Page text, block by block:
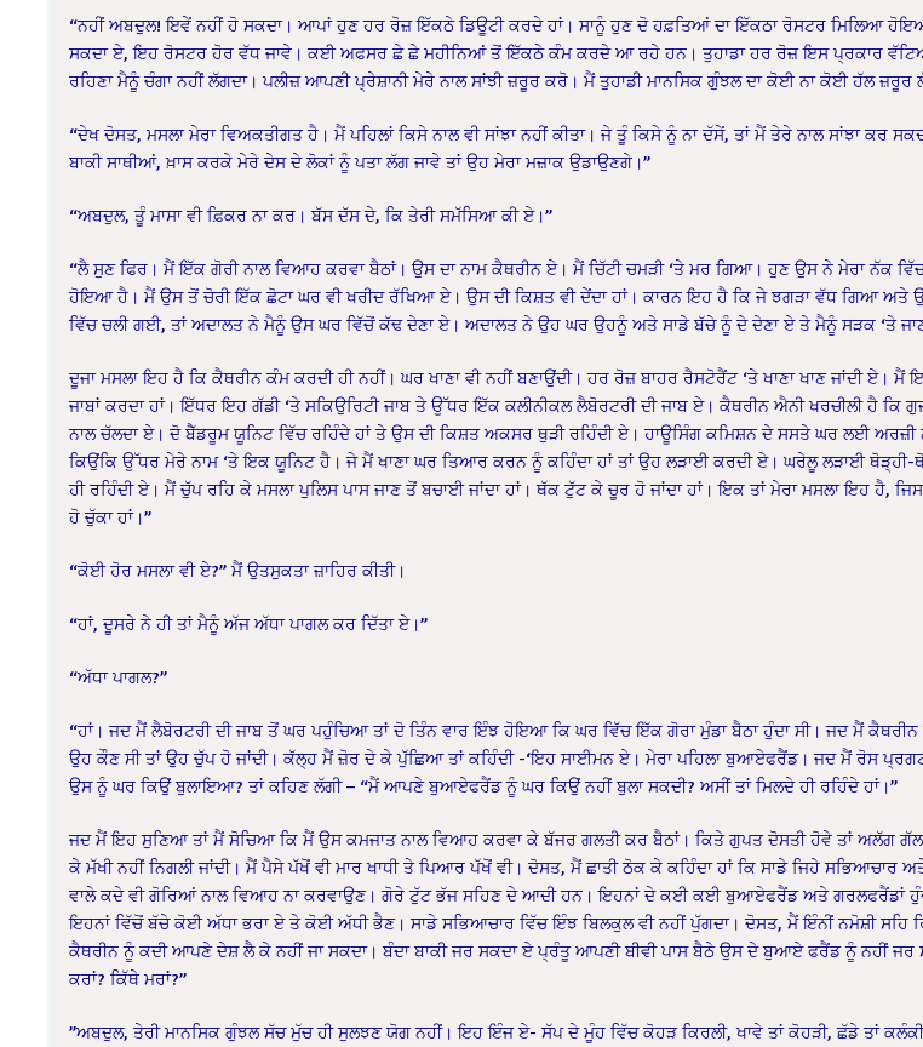
“ਨਹੀਂ ਅਬਦੁਲ! ਇਵੇਂ ਨਹੀਂ ਹੋ ਸਕਦਾ। ਆਪਾਂ ਹੁਣ ਹਰ ਰੋਜ਼ ਇੱਕਠੇ ਡਿਊਟੀ ਕਰਦੇ ਹਾਂ। ਸਾਨੂੰ ਹੁਣ ਦੋ ਹਫ਼ਤਿਆਂ ਦਾ ਇੱਕਠਾ ਰੋਸਟਰ ਮਿਲਿਆ
ਸਕਦਾ ਏ, ਇਹ ਰੋਸਟਰ ਹੋਰ ਵੱਧ ਜਾਵੇ। ਕਈ ਅਫਸਰ ਛੇ ਛੇ ਮਹੀਨਿਆਂ ਤੋਂ ਇੱਕਠੇ ਕੰਮ ਕਰਦੇ ਆ ਰਹੇ ਹਨ। ਤੁਹਾਡਾ ਹਰ ਰੋਜ਼ ਇਸ ਪ੍ਰਕਾਰ
ਰਹਿਣਾ ਮੈਨੂੰ ਚੰਗਾ ਨਹੀਂ ਲੱਗਦਾ। ਪਲੀਜ਼ ਆਪਣੀ ਪ੍ਰੇਸ਼ਾਨੀ ਮੇਰੇ ਨਾਲ ਸਾਂਝੀ ਜ਼ਰੂਰ ਕਰੋ। ਮੈਂ ਤੁਹਾਡੀ ਮਾਨਸਿਕ ਗੁੰਝਲ ਦਾ ਕੋਈ ਨਾ ਕੋਈ ਹੱਲ ਜ਼ਰੂਰ
“ਦੇਖ ਦੋਸਤ, ਮਸਲਾ ਮੇਰਾ ਵਿਅਕਤੀਗਤ ਹੈ। ਮੈਂ ਪਹਿਲਾਂ ਕਿਸੇ ਨਾਲ ਵੀ ਸਾਂਝਾ ਨਹੀਂ ਕੀਤਾ। ਜੇ ਤੂੰ ਕਿਸੇ ਨੂੰ ਨਾ ਦੱਸੇਂ, ਤਾਂ ਮੈਂ ਤੇਰੇ ਨਾਲ ਸਾਂਝਾ ਕਰ
ਬਾਕੀ ਸਾਥੀਆਂ, ਖ਼ਾਸ ਕਰਕੇ ਮੇਰੇ ਦੇਸ ਦੇ ਲੋਕਾਂ ਨੂੰ ਪਤਾ ਲੱਗ ਜਾਵੇ ਤਾਂ ਉਹ ਮੇਰਾ ਮਜ਼ਾਕ ਉਡਾਉਣਗੇ।”
“ਅਬਦੁਲ, ਤੂੰ ਮਾਸਾ ਵੀ ਫ਼ਿਕਰ ਨਾ ਕਰ। ਬੱਸ ਦੱਸ ਦੇ, ਕਿ ਤੇਰੀ ਸਮੱਸਿਆ ਕੀ ਏ।”
“ਲੈ ਸੁਣ ਫਿਰ। ਮੈਂ ਇੱਕ ਗੋਰੀ ਨਾਲ ਵਿਆਹ ਕਰਵਾ ਬੈਠਾਂ। ਉਸ ਦਾ ਨਾਮ ਕੈਥਰੀਨ ਏ। ਮੈਂ ਚਿੱਟੀ ਚਮੜੀ ‘ਤੇ ਮਰ ਗਿਆ। ਹੁਣ ਉਸ ਨੇ ਮੇਰਾ ਨੱਕ
ਹੋਇਆ ਹੈ। ਮੈਂ ਉਸ ਤੋਂ ਚੋਰੀ ਇੱਕ ਛੋਟਾ ਘਰ ਵੀ ਖਰੀਦ ਰੱਖਿਆ ਏ। ਉਸ ਦੀ ਕਿਸ਼ਤ ਵੀ ਦੇਂਦਾ ਹਾਂ। ਕਾਰਨ ਇਹ ਹੈ ਕਿ ਜੇ ਝਗੜਾ ਵੱਧ ਗਿਆ ਅਤੇ
ਵਿੱਚ ਚਲੀ ਗਈ, ਤਾਂ ਅਦਾਲਤ ਨੇ ਮੈਨੂੰ ਉਸ ਘਰ ਵਿੱਚੋਂ ਕੱਢ ਦੇਣਾ ਏ। ਅਦਾਲਤ ਨੇ ਉਹ ਘਰ ਉਹਨੂੰ ਅਤੇ ਸਾਡੇ ਬੱਚੇ ਨੂੰ ਦੇ ਦੇਣਾ ਏ ਤੇ ਮੈਨੂੰ ਸੜਕ ‘ਤੇ
ਦੂਜਾ ਮਸਲਾ ਇਹ ਹੈ ਕਿ ਕੈਥਰੀਨ ਕੰਮ ਕਰਦੀ ਹੀ ਨਹੀਂ। ਘਰ ਖਾਣਾ ਵੀ ਨਹੀਂ ਬਣਾਉਂਦੀ। ਹਰ ਰੋਜ਼ ਬਾਹਰ ਰੈਸਟੋਰੈਂਟ ‘ਤੇ ਖਾਣਾ ਖਾਣ ਜਾਂਦੀ ਏ। ਮੈਂ
ਜਾਬਾਂ ਕਰਦਾ ਹਾਂ। ਇੱਧਰ ਇਹ ਗੱਡੀ ‘ਤੇ ਸਕਿਉਰਿਟੀ ਜਾਬ ਤੇ ਉੱਧਰ ਇੱਕ ਕਲੀਨੀਕਲ ਲੈਬੋਰਟਰੀ ਦੀ ਜਾਬ ਏ। ਕੈਥਰੀਨ ਐਨੀ ਖਰਚੀਲੀ ਹੈ ਕਿ
ਨਾਲ ਚੱਲਦਾ ਏ। ਦੋ ਬੈੱਡਰੂਮ ਯੂਨਿਟ ਵਿੱਚ ਰਹਿੰਦੇ ਹਾਂ ਤੇ ਉਸ ਦੀ ਕਿਸ਼ਤ ਅਕਸਰ ਥੁੜੀ ਰਹਿੰਦੀ ਏ। ਹਾਊਸਿੰਗ ਕਮਿਸ਼ਨ ਦੇ ਸਸਤੇ ਘਰ ਲਈ ਅਰਜ਼ੀ
ਕਿਉਂਕਿ ਉੱਧਰ ਮੇਰੇ ਨਾਮ ‘ਤੇ ਇਕ ਯੂਨਿਟ ਹੈ। ਜੇ ਮੈਂ ਖਾਣਾ ਘਰ ਤਿਆਰ ਕਰਨ ਨੂੰ ਕਹਿੰਦਾ ਹਾਂ ਤਾਂ ਉਹ ਲੜਾਈ ਕਰਦੀ ਏ। ਘਰੇਲੂ ਲੜਾਈ ਥੋੜ੍ਹੀ-
ਹੀ ਰਹਿੰਦੀ ਏ। ਮੈਂ ਚੁੱਪ ਰਹਿ ਕੇ ਮਸਲਾ ਪੁਲਿਸ ਪਾਸ ਜਾਣ ਤੋਂ ਬਚਾਈ ਜਾਂਦਾ ਹਾਂ। ਥੱਕ ਟੁੱਟ ਕੇ ਚੂਰ ਹੋ ਜਾਂਦਾ ਹਾਂ। ਇਕ ਤਾਂ ਮੇਰਾ ਮਸਲਾ ਇਹ ਹੈ,
ਹੋ ਚੁੱਕਾ ਹਾਂ।”
“ਕੋਈ ਹੋਰ ਮਸਲਾ ਵੀ ਏ?” ਮੈਂ ਉਤਸੁਕਤਾ ਜ਼ਾਹਿਰ ਕੀਤੀ।
“ਹਾਂ, ਦੂਸਰੇ ਨੇ ਹੀ ਤਾਂ ਮੈਨੂੰ ਅੱਜ ਅੱਧਾ ਪਾਗਲ ਕਰ ਦਿੱਤਾ ਏ।”
“ਅੱਧਾ ਪਾਗਲ?”
“ਹਾਂ। ਜਦ ਮੈਂ ਲੈਬੋਰਟਰੀ ਦੀ ਜਾਬ ਤੋਂ ਘਰ ਪਹੁੰਚਿਆ ਤਾਂ ਦੋ ਤਿੰਨ ਵਾਰ ਇੰਝ ਹੋਇਆ ਕਿ ਘਰ ਵਿੱਚ ਇੱਕ ਗੋਰਾ ਮੁੰਡਾ ਬੈਠਾ ਹੁੰਦਾ ਸੀ। ਜਦ ਮੈਂ
ਉਹ ਕੌਣ ਸੀ ਤਾਂ ਉਹ ਚੁੱਪ ਹੋ ਜਾਂਦੀ। ਕੱਲ੍ਹ ਮੈਂ ਜ਼ੋਰ ਦੇ ਕੇ ਪੁੱਛਿਆ ਤਾਂ ਕਹਿੰਦੀ -‘ਇਹ ਸਾਈਮਨ ਏ। ਮੇਰਾ ਪਹਿਲਾ ਬੁਆਏਫਰੈਂਡ। ਜਦ ਮੈਂ ਰੋਸ ਪ੍ਰਗਟ
ਉਸ ਨੂੰ ਘਰ ਕਿਉਂ ਬੁਲਾਇਆ? ਤਾਂ ਕਹਿਣ ਲੱਗੀ – “ਮੈਂ ਆਪਣੇ ਬੁਆਏਫਰੈਂਡ ਨੂੰ ਘਰ ਕਿਉਂ ਨਹੀਂ ਬੁਲਾ ਸਕਦੀ? ਅਸੀਂ ਤਾਂ ਮਿਲਦੇ ਹੀ ਰਹਿੰਦੇ ਹਾਂ।”
ਜਦ ਮੈਂ ਇਹ ਸੁਣਿਆ ਤਾਂ ਮੈਂ ਸੋਚਿਆ ਕਿ ਮੈਂ ਉਸ ਕਮਜਾਤ ਨਾਲ ਵਿਆਹ ਕਰਵਾ ਕੇ ਬੱਜਰ ਗਲਤੀ ਕਰ ਬੈਠਾਂ। ਕਿਤੇ ਗੁਪਤ ਦੋਸਤੀ ਹੋਵੇ ਤਾਂ ਅਲੱਗ
ਕੇ ਮੱਖੀ ਨਹੀਂ ਨਿਗਲੀ ਜਾਂਦੀ। ਮੈਂ ਪੈਸੇ ਪੱਖੋਂ ਵੀ ਮਾਰ ਖਾਧੀ ਤੇ ਪਿਆਰ ਪੱਖੋਂ ਵੀ। ਦੋਸਤ, ਮੈਂ ਛਾਤੀ ਠੋਕ ਕੇ ਕਹਿੰਦਾ ਹਾਂ ਕਿ ਸਾਡੇ ਜਿਹੇ ਸਭਿਆਚਾਰ
ਵਾਲੇ ਕਦੇ ਵੀ ਗੋਰਿਆਂ ਨਾਲ ਵਿਆਹ ਨਾ ਕਰਵਾਉਣ। ਗੋਰੇ ਟੁੱਟ ਭੱਜ ਸਹਿਣ ਦੇ ਆਦੀ ਹਨ। ਇਹਨਾਂ ਦੇ ਕਈ ਕਈ ਬੁਆਏਫਰੈਂਡ ਅਤੇ ਗਰਲਫਰੈਂਡਾਂ
ਇਹਨਾਂ ਵਿੱਚੋਂ ਬੱਚੇ ਕੋਈ ਅੱਧਾ ਭਰਾ ਏ ਤੇ ਕੋਈ ਅੱਧੀ ਭੈਣ। ਸਾਡੇ ਸਭਿਆਚਾਰ ਵਿੱਚ ਇੰਝ ਬਿਲਕੁਲ ਵੀ ਨਹੀਂ ਪੁੱਗਦਾ। ਦੋਸਤ, ਮੈਂ ਇੰਨੀਂ ਨਮੋਸ਼ੀ ਸਹਿ
ਕੈਥਰੀਨ ਨੂੰ ਕਦੀ ਆਪਣੇ ਦੇਸ਼ ਲੈ ਕੇ ਨਹੀਂ ਜਾ ਸਕਦਾ। ਬੰਦਾ ਬਾਕੀ ਜਰ ਸਕਦਾ ਏ ਪ੍ਰੰਤੂ ਆਪਣੀ ਬੀਵੀ ਪਾਸ ਬੈਠੇ ਉਸ ਦੇ ਬੁਆਏ ਫਰੈਂਡ ਨੂੰ ਨਹੀਂ ਜਰ
ਕਰਾਂ? ਕਿੱਥੇ ਮਰਾਂ?”
‌”ਅਬਦੁਲ, ਤੇਰੀ ਮਾਨਸਿਕ ਗੁੰਝਲ ਸੱਚ ਮੁੱਚ ਹੀ ਸੁਲਝਣ ਯੋਗ ਨਹੀਂ। ਇਹ ਇੰਜ ਏ- ਸੱਪ ਦੇ ਮੂੰਹ ਵਿੱਚ ਕੋਹੜ ਕਿਰਲੀ, ਖਾਵੇ ਤਾਂ ਕੋਹੜੀ, ਛੱਡੇ ਤਾਂ